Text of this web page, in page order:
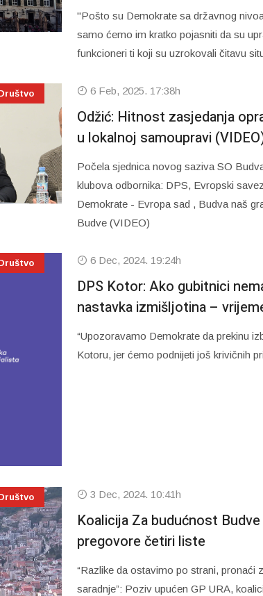
"Pošto su Demokrate sa državnog
samo ćemo im kratko pojasniti da su
funkcioneri ti koji su uzrokovali čitavu
6 Feb, 2025. 17:38h
Odžić: Hitnost zasjedanja
u lokalnoj samoupravi
Počela sjednica novog saziva SO
klubova odbornika: DPS, Evropski
Demokrate - Evropa sad , Budva naš
Budve (VIDEO)
6 Dec, 2024. 19:24h
DPS Kotor: Ako gubitnici
nastavka izmišljotina –
“Upozoravamo Demokrate da prekinu
Kotoru, jer ćemo podnijeti još krivičnih
3 Dec, 2024. 10:41h
Koalicija Za budućnost
pregovore četiri liste
“Razlike da ostavimo po strani, pronaći
saradnje”: Poziv upućen GP URA,